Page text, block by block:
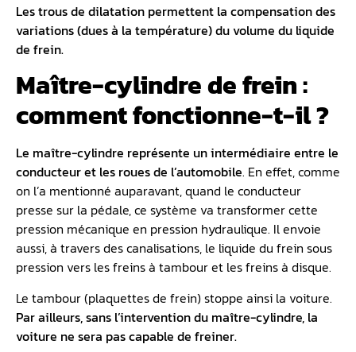
Les trous de dilatation permettent la compensation des
variations (dues à la température) du volume du liquide
de frein.
Maître-cylindre de frein :
comment fonctionne-t-il ?
Le maître-cylindre représente un intermédiaire entre le
conducteur et les roues de l’automobile. En effet, comme
on l’a mentionné auparavant, quand le conducteur
presse sur la pédale, ce système va transformer cette
pression mécanique en pression hydraulique. Il envoie
aussi, à travers des canalisations, le liquide du frein sous
pression vers les freins à tambour et les freins à disque.
Le tambour (plaquettes de frein) stoppe ainsi la voiture.
Par ailleurs, sans l’intervention du maître-cylindre, la
voiture ne sera pas capable de freiner.